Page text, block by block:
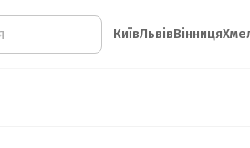
КиївЛьвівВінниця